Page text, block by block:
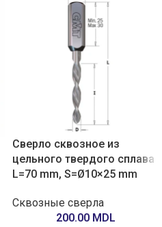
Сверло сквозное из
цельного твердого сплава
L=70 mm, S=Ø10×25 mm
Сквозные сверла
200.00 MDL